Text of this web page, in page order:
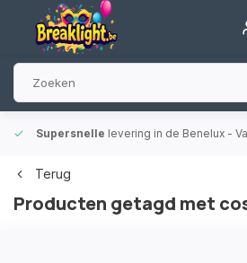
Supersnelle levering in de Benelux -
Terug
Producten getagd met